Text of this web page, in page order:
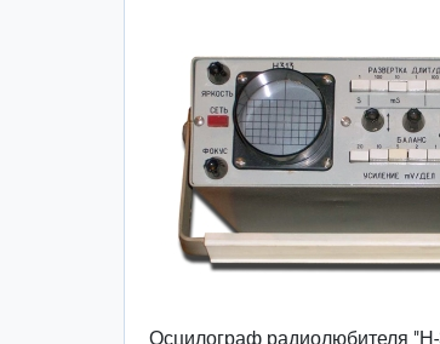
Осцилограф радиолюбителя